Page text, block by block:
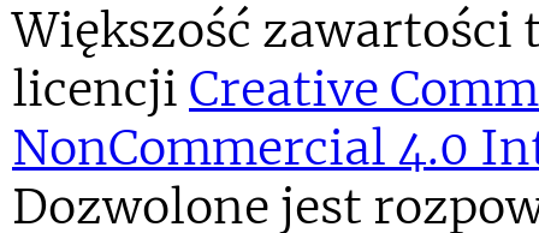
Większość zawartości
licencji Creative
NonCommercial 4.0
Dozwolone jest